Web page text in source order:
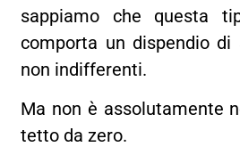
sappiamo che questa
comporta un dispendio
non indifferenti.
Ma non è assolutamente
tetto da zero.